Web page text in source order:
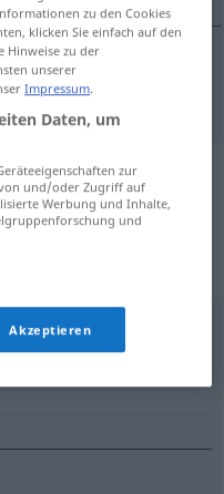
Quellen
Redaktion
I could refer to you
zu den Cookies
klicken Sie einfach auf den
Hinweise zu der
unserer
Impressum.
Daten, um
zur
und/oder Zugriff auf
Werbung und Inhalte,
und
Akzeptieren